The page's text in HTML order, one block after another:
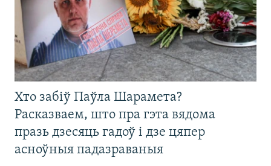
Хто забіў Паўла Шарамета?
Расказваем, што пра гэта вядома
празь дзесяць гадоў і дзе цяпер
асноўныя падазраваныя